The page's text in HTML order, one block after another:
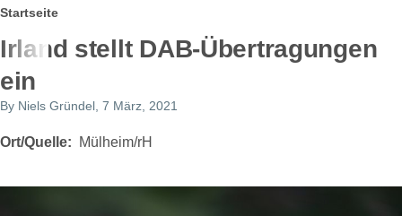
Pfadnavigation
Startseite
Irland stellt DAB-Übertragungen
ein
By Niels Gründel , 7 März, 2021
Ort/Quelle Mülheim/rH